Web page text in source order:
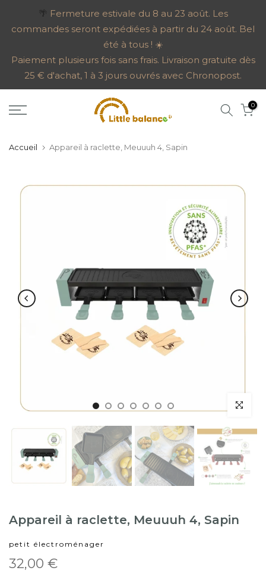
au
🌴 Fermeture estivale du 8 au 23 août. Les
commandes seront expédiées à partir du 24 août. Bel
été à tous ! ☀️
Paiement plusieurs fois sans frais. Livraison gratuite dès
25 € d'achat, 1 à 3 jours ouvrés avec Chronopost.
0
Accueil Appareil à raclette, Meuuuh 4, Sapin
Appareil à raclette, Meuuuh 4, Sapin
petit électroménager
32,00 €